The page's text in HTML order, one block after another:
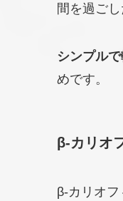
間を過ご
シンプル
めです。
β-カリオ
β-カリオ